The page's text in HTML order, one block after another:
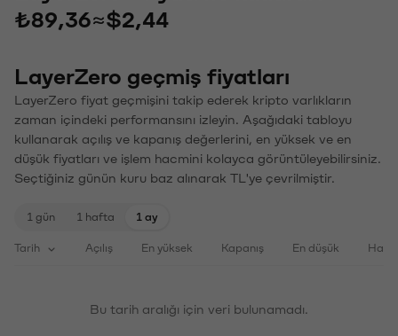
₺89,36≈$2,44
LayerZero geçmiş fiyatları
LayerZero fiyat geçmişini takip ederek kripto varlıkların
zaman içindeki performansını izleyin. Aşağıdaki tabloyu
kullanarak açılış ve kapanış değerlerini, en yüksek ve en
düşük fiyatları ve işlem hacmini kolayca görüntüleyebilirsiniz.
Seçtiğiniz günün kuru baz alınarak TL'ye çevrilmiştir.
1 gün 1 hafta 1 ay
Tarih Açılış En yüksek Kapanış En düşük
Bu tarih aralığı için veri bulunamadı.